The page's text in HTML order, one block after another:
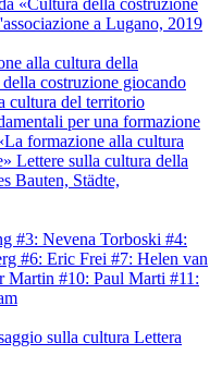
«Cultura della costruzione
a Lugano, 2019
alla cultura della
costruzione giocando
cultura del territorio
per una formazione
formazione alla cultura
Lettere sulla cultura della
Bauten, Städte,
#3: Nevena Torboski #4:
#6: Eric Frei #7: Helen van
Martin #10: Paul Marti #11:
sulla cultura Lettera